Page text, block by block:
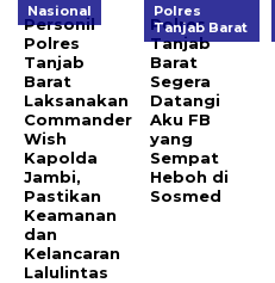
Nasional
Personil
Polres
Tanjab
Barat
Laksanakan
Commander
Wish
Kapolda
Jambi,
Pastikan
Keamanan
dan
Kelancaran
Lalulintas
Polres
Tanjab Barat
Polres
Tanjab
Barat
Segera
Datangi
Aku FB
yang
Sempat
Heboh di
Sosmed